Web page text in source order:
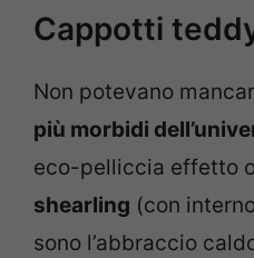
Cappotti
Non potevano
più morbidi
eco-pelliccia effetto
shearling (con
sono l’abbraccio